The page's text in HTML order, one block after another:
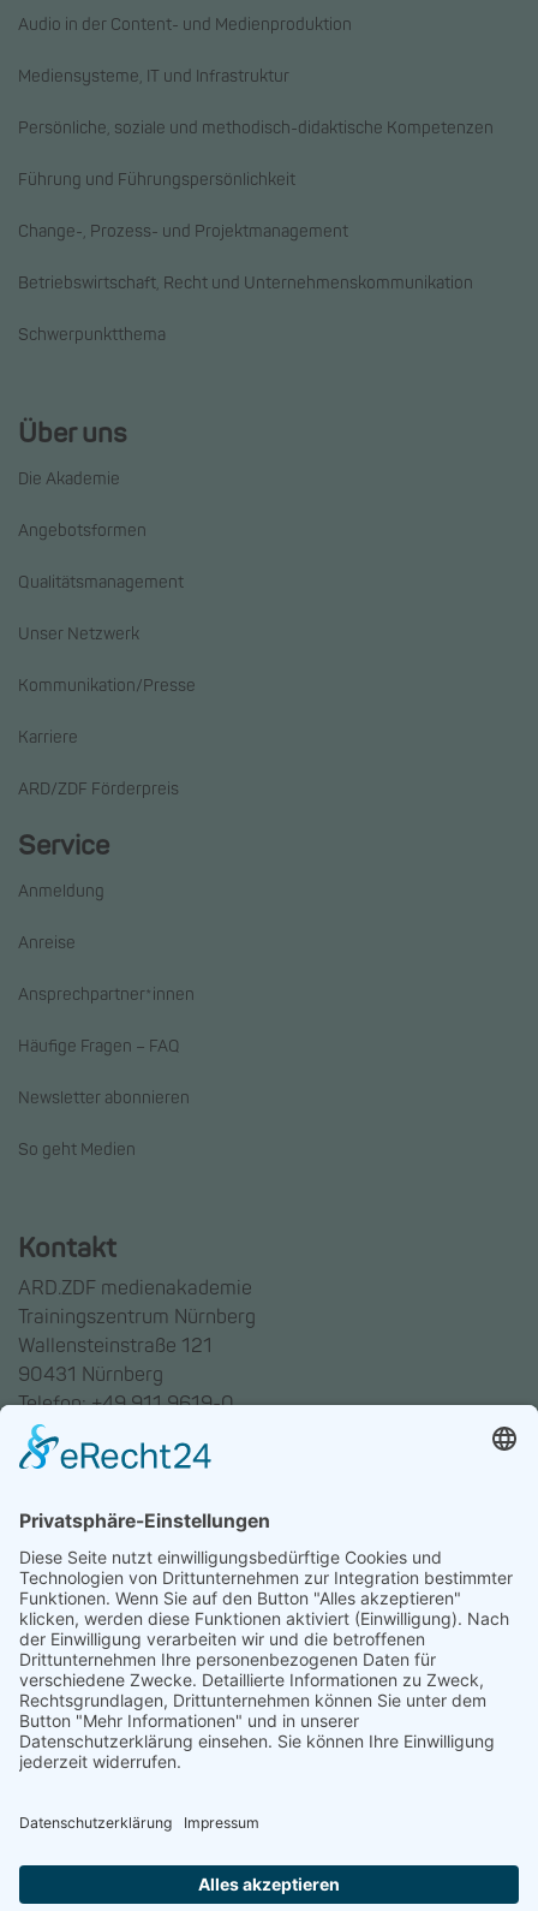
Audio in der Content- und Medienproduktion
Mediensysteme, IT und Infrastruktur
Persönliche, soziale und methodisch-didaktische Kompetenzen
Führung und Führungspersönlichkeit
Change-, Prozess- und Projektmanagement
Betriebswirtschaft, Recht und Unternehmenskommunikation
Schwerpunktthema
Über uns
Die Akademie
Angebotsformen
Qualitätsmanagement
Unser Netzwerk
Kommunikation/Presse
Karriere
ARD/ZDF Förderpreis
Service
Anmeldung
Anreise
Ansprechpartner*innen
Häufige Fragen – FAQ
Newsletter abonnieren
So geht Medien
Kontakt
ARD.ZDF medienakademie
Trainingszentrum Nürnberg
Wallensteinstraße 121
90431 Nürnberg
Telefon: +49 911 9619-0
Trainingszentrum Hannover
30169 Hannover
Telefon: +49 511 123598-531
AGB
Datenschutz